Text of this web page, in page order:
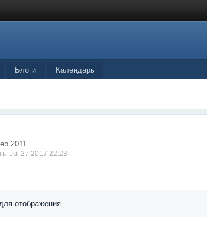
Блоги Календарь
2011
Jul 27 2017 22:23
отображения